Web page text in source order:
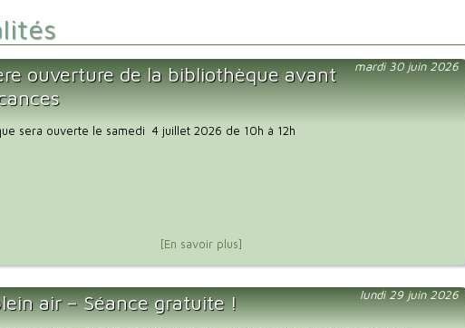
mardi 30 juin 2026
ouverture de la bibliothèque avant
sera ouverte le samedi 4 juillet 2026 de 10h à 12h
[En savoir plus]
lundi 29 juin 2026
air – Séance gratuite !